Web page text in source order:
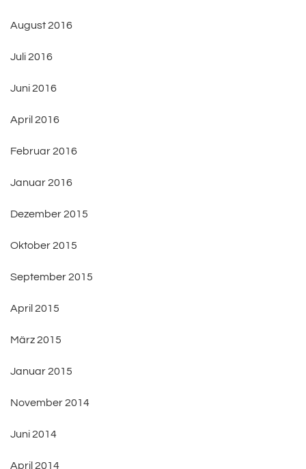
August 2016
Juli 2016
Juni 2016
April 2016
Februar 2016
Januar 2016
Dezember 2015
Oktober 2015
September 2015
April 2015
März 2015
Januar 2015
November 2014
Juni 2014
April 2014